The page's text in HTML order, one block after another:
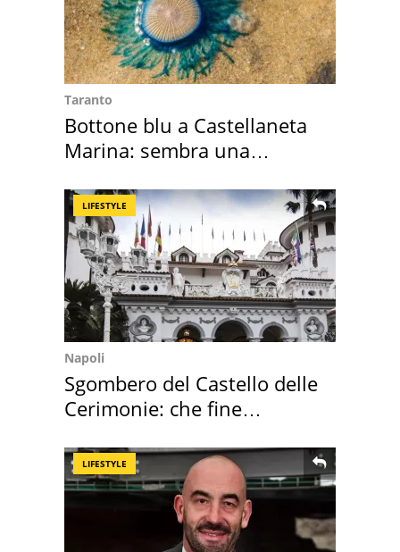
Taranto
Bottone blu a Castellaneta
Marina: sembra una
LIFESTYLE
Napoli
Sgombero del Castello delle
Cerimonie: che fine
LIFESTYLE